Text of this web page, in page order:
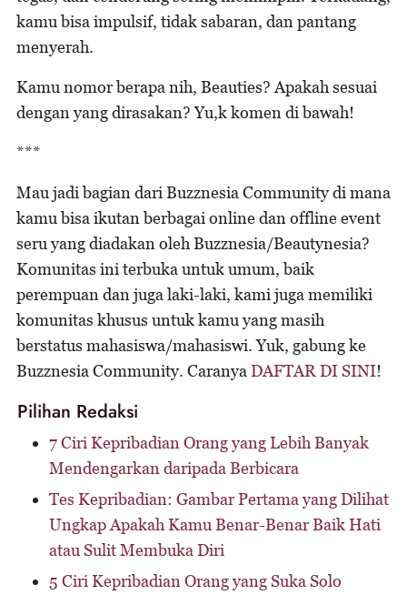
kamu bisa impulsif, tidak sabaran, dan pantang
menyerah.
Kamu nomor berapa nih, Beauties? Apakah sesuai
dengan yang dirasakan? Yu,k komen di bawah!
***
Mau jadi bagian dari Buzznesia Community di mana
kamu bisa ikutan berbagai online dan offline event
seru yang diadakan oleh Buzznesia/Beautynesia?
Komunitas ini terbuka untuk umum, baik
perempuan dan juga laki-laki, kami juga memiliki
komunitas khusus untuk kamu yang masih
berstatus mahasiswa/mahasiswi. Yuk, gabung ke
Buzznesia Community. Caranya DAFTAR DI SINI!
Pilihan Redaksi
7 Ciri Kepribadian Orang yang Lebih Banyak
Mendengarkan daripada Berbicara
Tes Kepribadian: Gambar Pertama yang Dilihat
Ungkap Apakah Kamu Benar-Benar Baik Hati
atau Sulit Membuka Diri
5 Ciri Kepribadian Orang yang Suka Solo